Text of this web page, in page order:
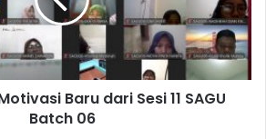
Baru dari Sesi 11 SAGU
Batch 06